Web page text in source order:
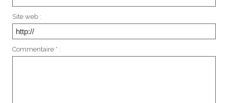
Site web :
Commentaire * :